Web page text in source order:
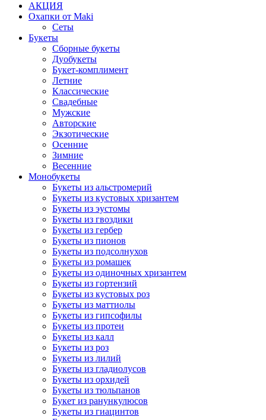
АКЦИЯ
Охапки от Maki
Сеты
Букеты
Сборные букеты
Дуобукеты
Букет-комплимент
Летние
Классические
Свадебные
Мужские
Авторские
Экзотические
Осенние
Зимние
Весенние
Монобукеты
Букеты из альстромерий
Букеты из кустовых хризантем
Букеты из эустомы
Букеты из гвоздики
Букеты из гербер
Букеты из пионов
Букеты из подсолнухов
Букеты из ромашек
Букеты из одиночных хризантем
Букеты из гортензий
Букеты из кустовых роз
Букеты из маттиолы
Букеты из гипсофилы
Букеты из протеи
Букеты из калл
Букеты из роз
Букеты из лилий
Букеты из гладиолусов
Букеты из орхидей
Букеты из тюльпанов
Букет из ранункулюсов
Букеты из гиацинтов